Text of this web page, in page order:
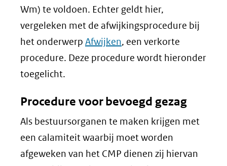
Wm) te voldoen. Echter geldt hier,
vergeleken met de afwijkingsprocedure bij
het onderwerp Afwijken, een verkorte
procedure. Deze procedure wordt hieronder
toegelicht.
Procedure voor bevoegd gezag
Als bestuursorganen te maken krijgen met
een calamiteit waarbij moet worden
afgeweken van het CMP dienen zij hiervan